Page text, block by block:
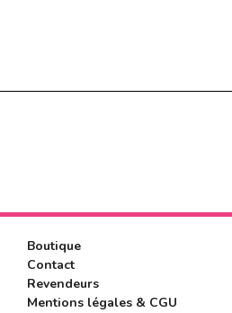
Boutique
Contact
Revendeurs
Mentions légales & CGU